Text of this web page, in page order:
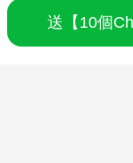
送【10個